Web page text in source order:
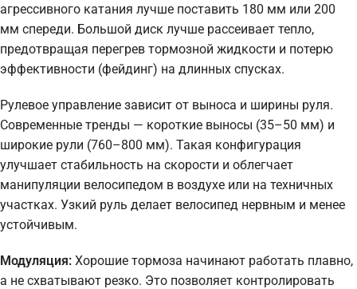
агрессивного катания лучше поставить 180 мм или 200
мм спереди. Большой диск лучше рассеивает тепло,
предотвращая перегрев тормозной жидкости и потерю
эффективности (фейдинг) на длинных спусках.
Рулевое управление зависит от выноса и ширины руля.
Современные тренды — короткие выносы (35–50 мм) и
широкие рули (760–800 мм). Такая конфигурация
улучшает стабильность на скорости и облегчает
манипуляции велосипедом в воздухе или на техничных
участках. Узкий руль делает велосипед нервным и менее
устойчивым.
Модуляция: Хорошие тормоза начинают работать плавно,
а не схватывают резко. Это позволяет контролировать